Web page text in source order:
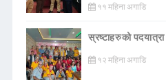
११ महिना अगाडि
स्रष्टाहरुको
१२ महिना अगाडि